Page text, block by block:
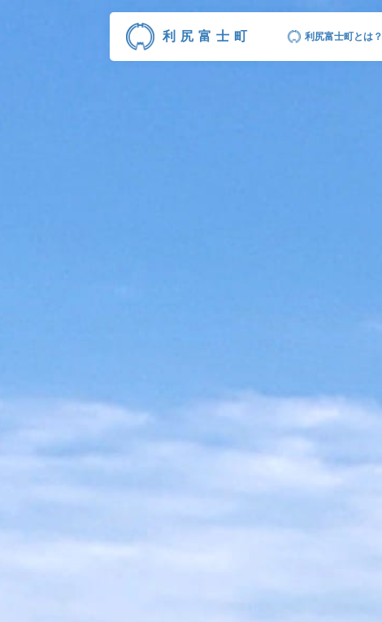
利尻富士町 利尻富士町とは？